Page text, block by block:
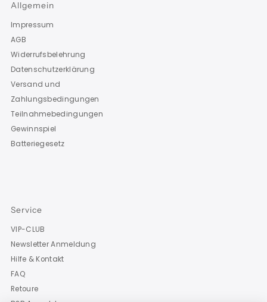
Allgemein
Impressum
AGB
Widerrufsbelehrung
Datenschutzerklärung
Versand und
Zahlungsbedingungen
Teilnahmebedingungen
Gewinnspiel
Batteriegesetz
Service
VIP-CLUB
Newsletter Anmeldung
Hilfe & Kontakt
FAQ
Retoure